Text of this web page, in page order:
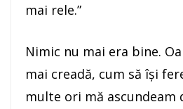
mai rele.”
Nimic nu mai era bine.
mai creadă, cum să îşi
multe ori mă ascundeam